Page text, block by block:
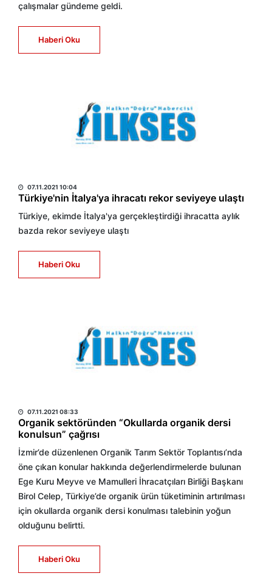
çalışmalar gündeme geldi.
Haberi Oku
07.11.2021 10:04
Türkiye'nin İtalya'ya ihracatı rekor seviyeye ulaştı
Türkiye, ekimde İtalya'ya gerçekleştirdiği ihracatta aylık
bazda rekor seviyeye ulaştı
Haberi Oku
07.11.2021 08:33
Organik sektöründen “Okullarda organik dersi
konulsun” çağrısı
İzmir’de düzenlenen Organik Tarım Sektör Toplantısı’nda
öne çıkan konular hakkında değerlendirmelerde bulunan
Ege Kuru Meyve ve Mamulleri İhracatçıları Birliği Başkanı
Birol Celep, Türkiye’de organik ürün tüketiminin artırılması
için okullarda organik dersi konulması talebinin yoğun
olduğunu belirtti.
Haberi Oku